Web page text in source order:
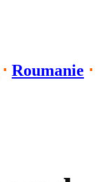
⋅ Roumanie ⋅